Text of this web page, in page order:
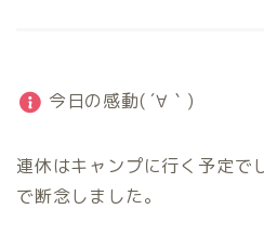
今日の感動( ´∀｀)
連休はキャンプに行く予定で
で断念しました。